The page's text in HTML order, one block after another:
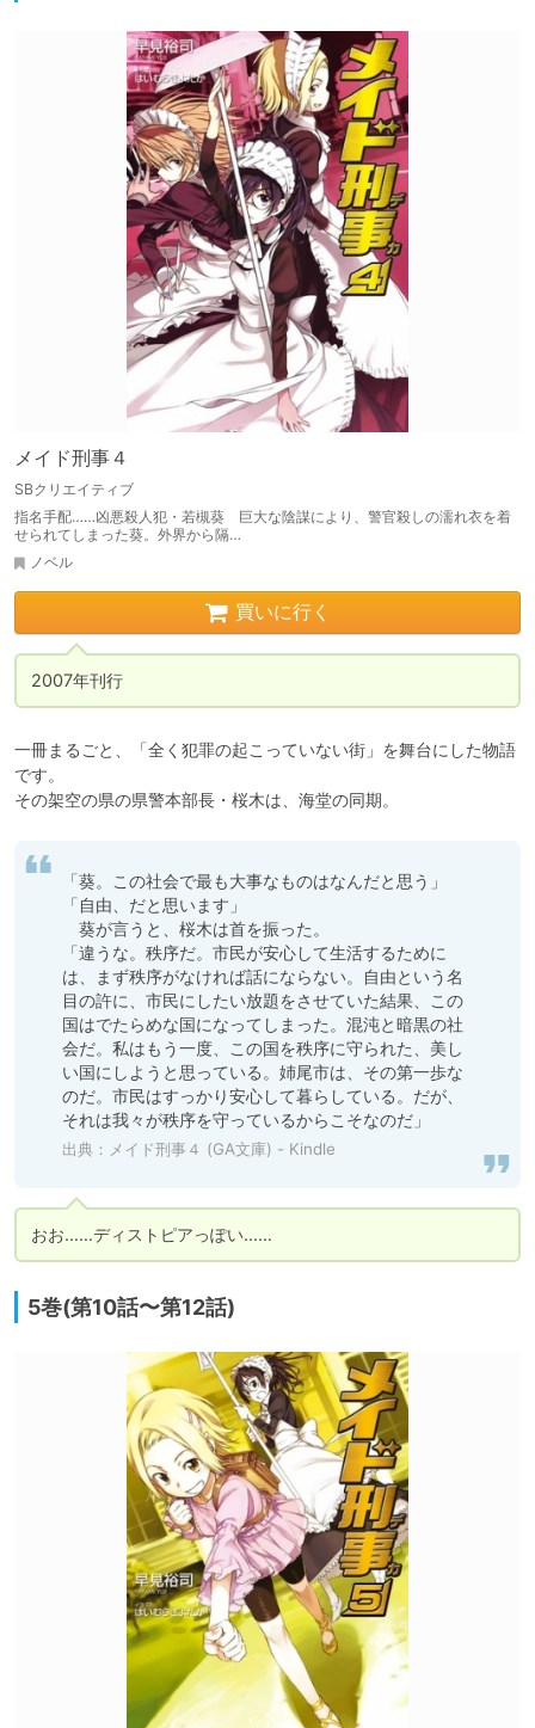
メイド刑事４
SBクリエイティブ
指名手配……凶悪殺人犯・若槻葵 巨大な陰謀により、警官殺しの濡れ衣を着
せられてしまった葵。外界から隔…
ノベル
買いに行く
2007年刊行
一冊まるごと、「全く犯罪の起こっていない街」を舞台にした物語
です。
その架空の県の県警本部長・桜木は、海堂の同期。
「葵。この社会で最も大事なものはなんだと思う」
「自由、だと思います」
葵が言うと、桜木は首を振った。
「違うな。秩序だ。市民が安心して生活するために
は、まず秩序がなければ話にならない。自由という名
目の許に、市民にしたい放題をさせていた結果、この
国はでたらめな国になってしまった。混沌と暗黒の社
会だ。私はもう一度、この国を秩序に守られた、美し
い国にしようと思っている。姉尾市は、その第一歩な
のだ。市民はすっかり安心して暮らしている。だが、
それは我々が秩序を守っているからこそなのだ」
出典： メイド刑事４ (GA文庫) - Kindle
おお……ディストピアっぽい……
5巻(第10話〜第12話)